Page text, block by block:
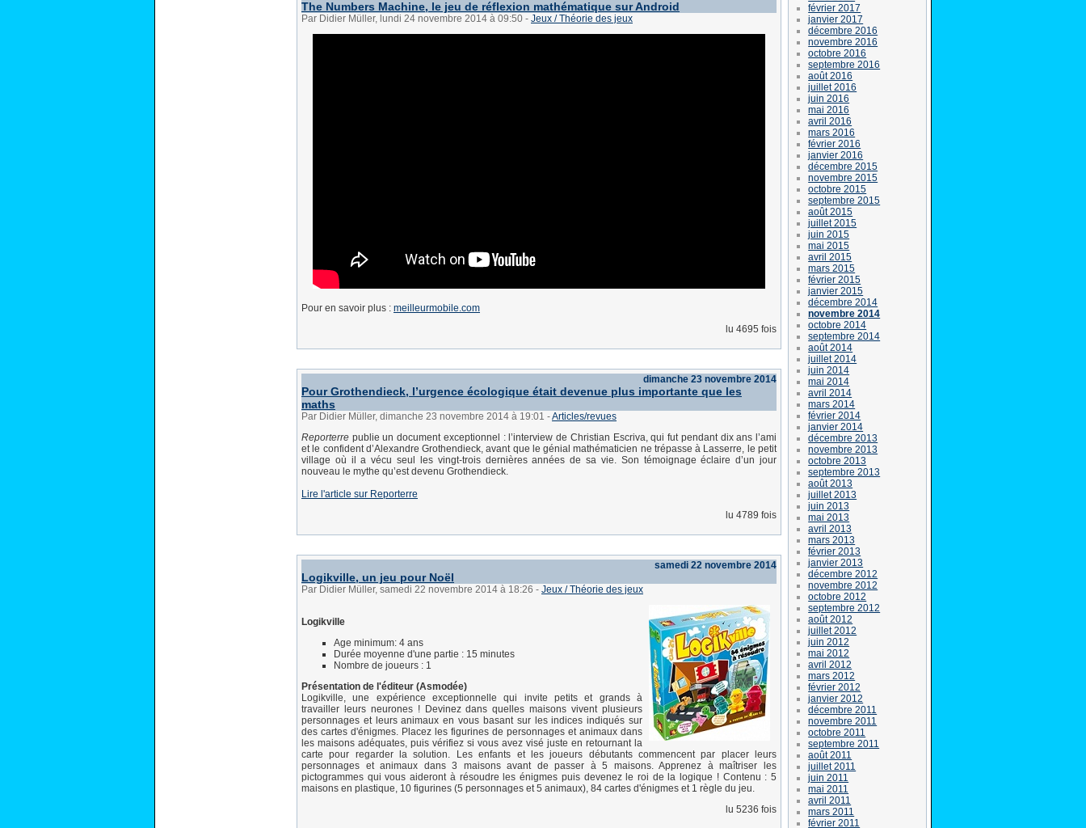
The Numbers Machine, le jeu de réflexion mathématique sur Android
Par Didier Müller, lundi 24 novembre 2014 à 09:50 - Jeux / Théorie des jeux
Pour en savoir plus : meilleurmobile.com
lu 4695 fois
dimanche 23 novembre 2014
Pour Grothendieck, l’urgence écologique était devenue plus importante que les
maths
Par Didier Müller, dimanche 23 novembre 2014 à 19:01 -Articles/revues
Reporterre publie un document exceptionnel : l’interview de Christian Escriva, qui fut pendant dix ans l’ami
et le confident d’Alexandre Grothendieck, avant que le génial mathématicien ne trépasse à Lasserre, le petit
village où il a vécu seul les vingt-trois dernières années de sa vie. Son témoignage éclaire d’un jour
nouveau le mythe qu’est devenu Grothendieck.
Lire l'article sur Reporterre
lu 4789 fois
samedi 22 novembre 2014
Logikville, un jeu pour Noël
Par Didier Müller, samedi 22 novembre 2014 à 18:26 - Jeux / Théorie des jeux
Logikville
Age minimum: 4 ans
Durée moyenne d'une partie : 15 minutes
Nombre de joueurs : 1
Présentation de l'éditeur (Asmodée)
Logikville, une expérience exceptionnelle qui invite petits et grands à
travailler leurs neurones ! Devinez dans quelles maisons vivent plusieurs
personnages et leurs animaux en vous basant sur les indices indiqués sur
des cartes d'énigmes. Placez les figurines de personnages et animaux dans
les maisons adéquates, puis vérifiez si vous avez visé juste en retournant la
carte pour regarder la solution. Les enfants et les joueurs débutants commencent par placer leurs
personnages et animaux dans 3 maisons avant de passer à 5 maisons. Apprenez à maîtriser les
pictogrammes qui vous aideront à résoudre les énigmes puis devenez le roi de la logique ! Contenu : 5
maisons en plastique, 10 figurines (5 personnages et 5 animaux), 84 cartes d'énigmes et 1 règle du jeu.
lu 5236 fois
février 2017
janvier 2017
décembre 2016
novembre 2016
octobre 2016
septembre 2016
août 2016
juillet 2016
juin 2016
mai 2016
avril 2016
mars 2016
février 2016
janvier 2016
décembre 2015
novembre 2015
octobre 2015
septembre 2015
août 2015
juillet 2015
juin 2015
mai 2015
avril 2015
mars 2015
février 2015
janvier 2015
décembre 2014
novembre 2014
octobre 2014
septembre 2014
août 2014
juillet 2014
juin 2014
mai 2014
avril 2014
mars 2014
février 2014
janvier 2014
décembre 2013
novembre 2013
octobre 2013
septembre 2013
août 2013
juillet 2013
juin 2013
mai 2013
avril 2013
mars 2013
février 2013
janvier 2013
décembre 2012
novembre 2012
octobre 2012
septembre 2012
août 2012
juillet 2012
juin 2012
mai 2012
avril 2012
mars 2012
février 2012
janvier 2012
décembre 2011
novembre 2011
octobre 2011
septembre 2011
août 2011
juillet 2011
juin 2011
mai 2011
avril 2011
mars 2011
février 2011